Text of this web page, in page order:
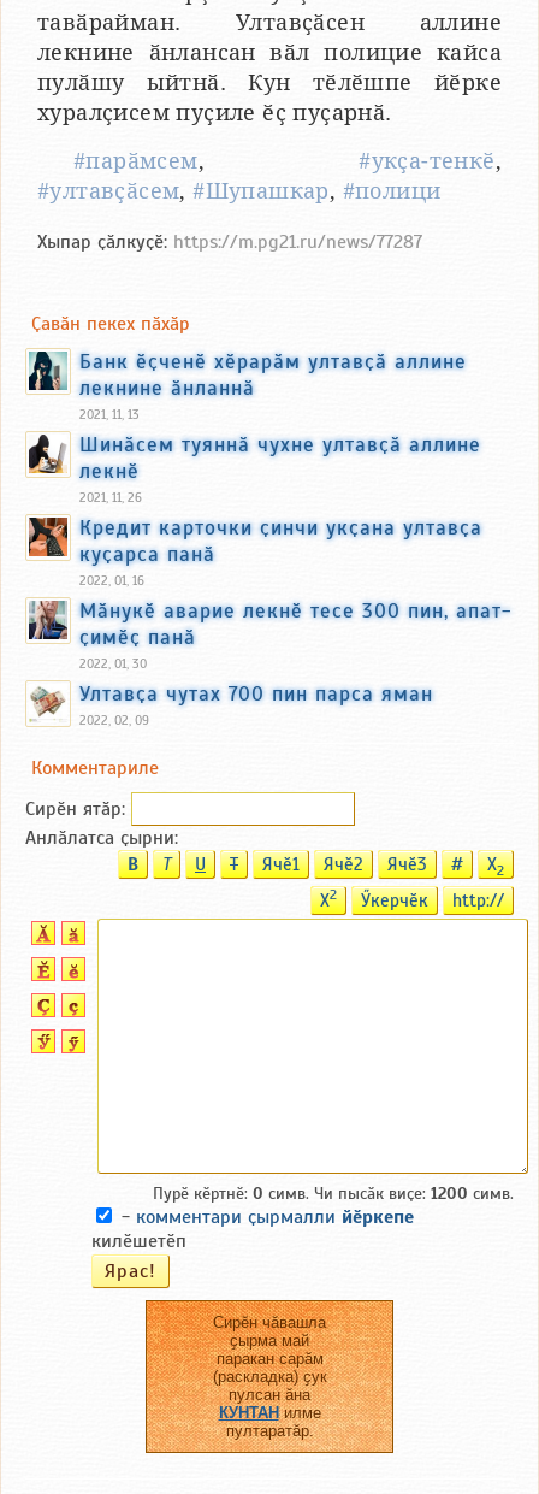
тавӑрайман. Ултавҫӑсен аллине
лекнине ӑнлансан вӑл полицие кайса
пулӑшу ыйтнӑ. Кун тӗлӗшпе йӗрке
хуралҫисем пуҫиле ӗҫ пуҫарнӑ.
#парӑмсем,#укҫа-тенкӗ,
#ултавҫӑсем,#Шупашкар, #полици
Хыпар ҫӑлкуҫӗ: https://m.pg21.ru/news/77287
Ҫавӑн пекех пӑхӑр
Банк ӗҫченӗ хӗрарӑм ултавҫӑ аллине
лекнине ӑнланнӑ
2021, 11, 13
Шинӑсем туяннӑ чухне ултавҫӑ аллине
лекнӗ
2021, 11, 26
Кредит карточки ҫинчи укҫана ултавҫа
куҫарса панӑ
2022, 01, 16
Мӑнукӗ аварие лекнӗ тесе 300 пин, апат-
ҫимӗҫ панӑ
2022, 01, 30
Ултавҫа чутах 700 пин парса яман
2022, 02, 09
Комментариле
Сирӗн ятӑp:
Анлӑлатса ҫырни:
B T U T Ячӗ1 Ячӗ2 Ячӗ3 # X2
X2 Ӳкерчӗк http://
Пурӗ кӗртнӗ: 0 симв. Чи пысӑк виҫе: 1200 симв.
- комментари ҫырмалли йӗркепе
килӗшетӗп
Сирӗн чӑвашла
ҫырма май
паракан сарӑм
(раскладка) ҫук
пулсан ӑна
КУНТАНилме
пултаратӑр.